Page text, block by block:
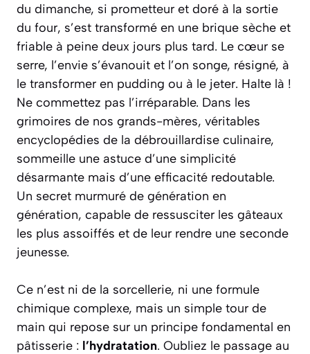
du dimanche, si prometteur et doré à la sortie
du four, s’est transformé en une brique sèche et
friable à peine deux jours plus tard. Le cœur se
serre, l’envie s’évanouit et l’on songe, résigné, à
le transformer en pudding ou à le jeter. Halte là !
Ne commettez pas l’irréparable. Dans les
grimoires de nos grands-mères, véritables
encyclopédies de la débrouillardise culinaire,
sommeille une astuce d’une simplicité
désarmante mais d’une efficacité redoutable.
Un secret murmuré de génération en
génération, capable de ressusciter les gâteaux
les plus assoiffés et de leur rendre une seconde
jeunesse.
Ce n’est ni de la sorcellerie, ni une formule
chimique complexe, mais un simple tour de
main qui repose sur un principe fondamental en
pâtisserie : l’hydratation. Oubliez le passage au